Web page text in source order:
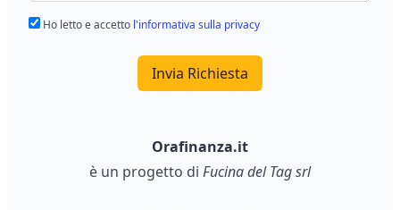
Ho letto e accetto l'informativa sulla privacy
Invia Richiesta
Orafinanza.it
è un progetto di Fucina del Tag srl